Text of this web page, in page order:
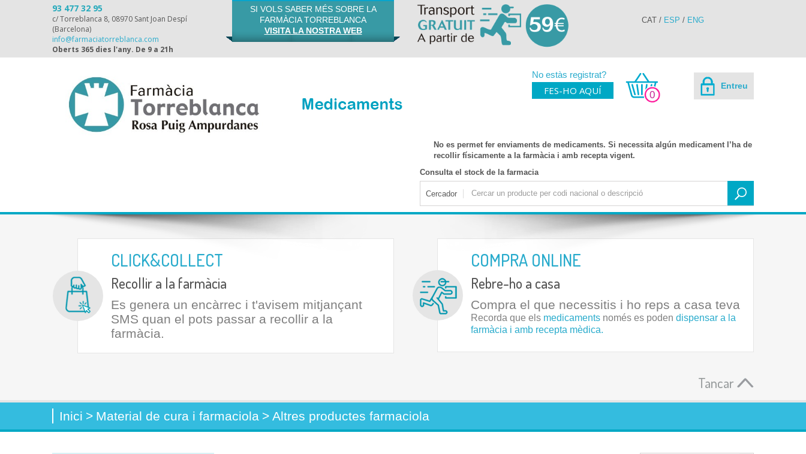
93 477 32 95
c/ Torreblanca 8, 08970 Sant Joan Despí
(Barcelona)
info@farmaciatorreblanca.com
Oberts 365 dies l'any. De 9 a 21h
SI VOLS SABER MÉS SOBRE LA
FARMÀCIA TORREBLANCA
VISITA LA NOSTRA WEB
CAT / ESP / ENG
No estàs registrat?
FES-HO AQUÍ Entreu
0
No es permet fer enviaments de medicaments. Si necessita algún medicament l’ha de
recollir físicamente a la farmàcia i amb recepta vigent.
Consulta el stock de la farmacia
Cercador
CLICK&COLLECT
Recollir a la farmàcia
Es genera un encàrrec i t'avisem mitjançant
SMS quan el pots passar a recollir a la
farmàcia.
COMPRA ONLINE
Rebre-ho a casa
Compra el que necessitis i ho reps a casa teva
Recorda que els medicaments només es poden dispensar a la
farmàcia i amb recepta mèdica.
Tancar
Inici > Material de cura i farmaciola > Altres productes farmaciola